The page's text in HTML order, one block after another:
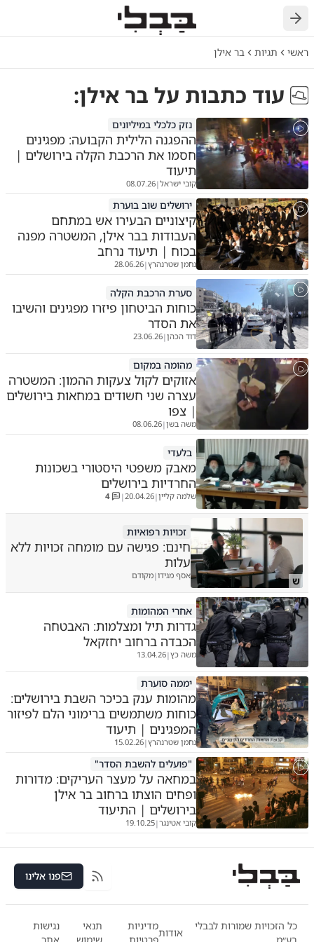
חזרה
ראשי תגיות בר אילן
עוד כתבות על בר אילן:
נזק כלכלי במיליונים
ההפגנה הלילית הקבועה: מפגינים
חסמו את הרכבת הקלה בירושלים |
תיעוד
קובי ישראל|
08.07.26
ירושלים שוב בוערת
קיצוניים הבעירו אש במתחם
העבודות בבר אילן, המשטרה מפנה
בכוח | תיעוד נרחב
נחמן שטרנהרץ|
28.06.26
סערת הרכבת הקלה
כוחות הביטחון פיזרו מפגינים והשיבו
את הסדר
דוד הכהן|
23.06.26
מהומה במקום
אזוקים לקול צעקות ההמון: המשטרה
עצרה שני חשודים במחאות בירושלים
| צפו
משה בשן|
08.06.26
בלעדי
מאבק משפטי היסטורי בשכונות
החרדיות בירושלים
שלמה קליין|
20.04.26
|
4
ש
זכויות רפואיות
חינם: פגישה עם מומחה זכויות ללא
עלות
אסף מגידו|מקודם
אחרי המהומות
גדרות תיל ומצלמות: האבטחה
הכבדה ברחוב יחזקאל
משה כץ|
13.04.26
יממה סוערת
מהומות ענק בכיכר השבת בירושלים:
כוחות משתמשים ברימוני הלם לפיזור
המפגינים | תיעוד
נחמן שטרנהרץ|
15.02.26
"פועלים להשבת הסדר"
במחאה על מעצר העריקים: מדורות
ופחים הוצתו ברחוב בר אילן
בירושלים | התיעוד
קובי אטינגר|
19.10.25
RSS פנו אלינו
כל הזכויות שמורות לבבלי
אודות
מדיניות
תנאי
נגישות